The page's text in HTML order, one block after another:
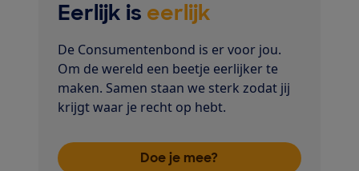
Eerlijk is eerlijk
De Consumentenbond is er voor jou.
Om de wereld een beetje eerlijker te
maken. Samen staan we sterk zodat jij
krijgt waar je recht op hebt.
Doe je mee?